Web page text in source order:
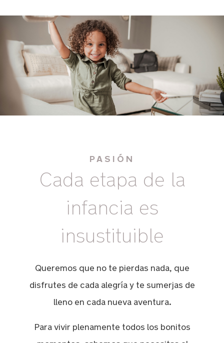
PASIÓN
Cada etapa de la
infancia es
insustituible
Queremos que no te pierdas nada, que
disfrutes de cada alegría y te sumerjas de
lleno en cada nueva aventura.
Para vivir plenamente todos los bonitos